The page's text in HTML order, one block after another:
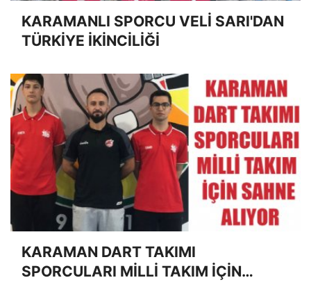
KARAMANLI SPORCU VELİ SARI'DAN
TÜRKİYE İKİNCİLİĞİ
KARAMAN DART TAKIMI
SPORCULARI MİLLİ TAKIM İÇİN